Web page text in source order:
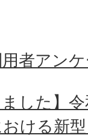
者アン
ました】
ける新